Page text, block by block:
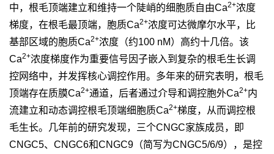
中，根毛顶端建立和维持一个陡峭的细胞质自由Ca2+浓度
梯度，在根毛最顶端，胞质Ca2+浓度可达微摩尔水平，比
基部区域的胞质Ca2+浓度（约100 nM）高约十几倍。该
Ca2+浓度梯度作为重要信号因子嵌入到复杂的根毛生长调
控网络中，并发挥核心调控作用。多年来的研究表明，根毛
顶端存在质膜Ca2+通道，后者通过介导和调控胞外Ca2+内
流建立和动态调控根毛顶端细胞质Ca2+梯度，从而调控根
毛生长。几年前的研究发现，三个CNGC家族成员，即
CNGC5、 CNGC6和CNGC9 （简写为CNGC5/6/9），是控